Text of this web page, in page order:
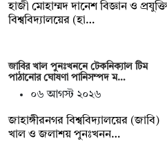
হাজী মোহাম্মদ দানেশ বিজ্ঞান ও প্রযুক্তি
বিশ্ববিদ্যালয়ের (হা…
জাবির খাল পুনঃখননে টেকনিক্যাল টিম
পাঠানোর ঘোষণা পানিসম্পদ ম…
০৬ আগস্ট ২০২৬
‎‎জাহাঙ্গীরনগর বিশ্ববিদ্যালয়ের (জাবি)
খাল ও জলাশয় পুনঃখনন…